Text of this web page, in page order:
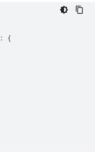
:
{